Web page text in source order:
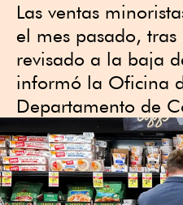
Las ventas
el mes pasado,
revisado a la baja
informó la Oficina
Departamento de